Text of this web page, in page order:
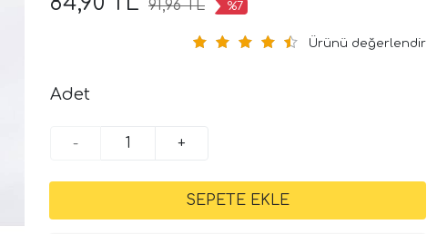
91,96 TL %7
Ürünü değerlendir
Adet
- +